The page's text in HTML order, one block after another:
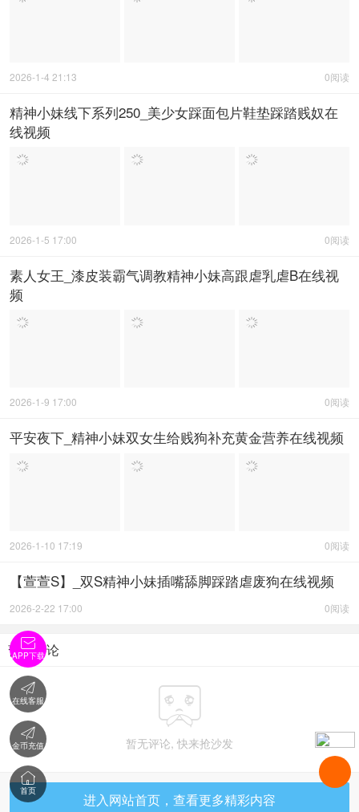
0阅读
2026-1-4 21:13
精神小妹线下系列250_美少女踩面包片鞋垫踩踏贱奴在
线视频
0阅读
2026-1-5 17:00
素人女王_漆皮装霸气调教精神小妹高跟虐乳虐B在线视
频
0阅读
2026-1-9 17:00
平安夜下_精神小妹双女生给贱狗补充黄金营养在线视频
0阅读
2026-1-10 17:19
【萱萱S】_双S精神小妹插嘴舔脚踩踏虐废狗在线视频
0阅读
2026-2-22 17:00
暂无评论

暂无评论, 快来抢沙发
进入网站首页，查看更多精彩内容

APP下载

在线客服

金币充值

首页